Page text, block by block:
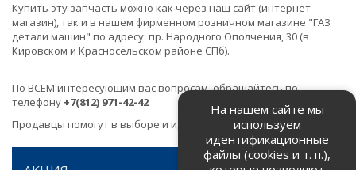
Купить эту запчасть можно как через наш сайт (интернет-
магазин), так и в нашем фирменном розничном магазине "ГАЗ
детали машин" по адресу: пр. Народного Ополчения, 30 (в
Кировском и Красносельском районе СПб).
По ВСЕМ интересующим вас вопросам, обращайтесь по
телефону +7(812) 971-42-42
Продавцы помогут в выборе и идентификации товара.
На нашем сайте мы
используем
идентификационные
файлы (cookies и т. п.),